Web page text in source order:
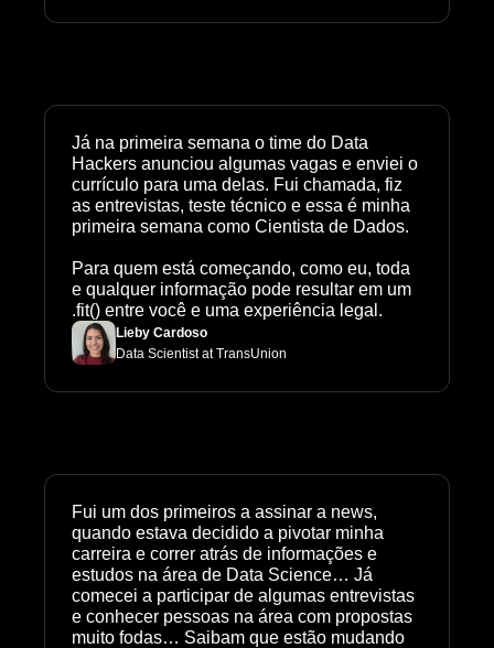
Já na primeira semana o time do Data
Hackers anunciou algumas vagas e enviei o
currículo para uma delas. Fui chamada, fiz
as entrevistas, teste técnico e essa é minha
primeira semana como Cientista de Dados.
Para quem está começando, como eu, toda
e qualquer informação pode resultar em um
.fit() entre você e uma experiência legal.
Lieby Cardoso
Data Scientist at TransUnion
Fui um dos primeiros a assinar a news,
quando estava decidido a pivotar minha
carreira e correr atrás de informações e
estudos na área de Data Science… Já
comecei a participar de algumas entrevistas
e conhecer pessoas na área com propostas
muito fodas… Saibam que estão mudando